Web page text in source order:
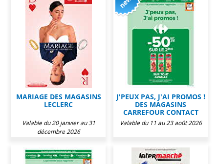
MARIAGE DES MAGASINS
LECLERC
Valable du 20 janvier au 31
décembre 2026
J'PEUX PAS, J'AI PROMOS !
DES MAGASINS
CARREFOUR CONTACT
Valable du 11 au 23 août 2026